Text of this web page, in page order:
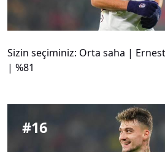
Sizin seçiminiz: Orta saha |
| %81
#16